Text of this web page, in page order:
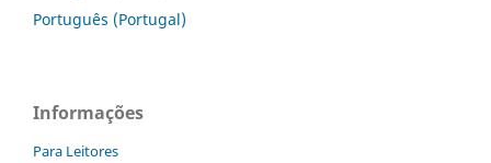
Português (Portugal)
Informações
Para Leitores